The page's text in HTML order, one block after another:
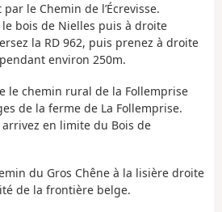
le Chemin de l’Écrevisse.
bois de Nielles puis à droite
la RD 962, puis prenez à droite
environ 250m.
le chemin rural de la Follemprise
de la ferme de La Follemprise.
en limite du Bois de
du Gros Chêne à la lisière droite
de la frontière belge.